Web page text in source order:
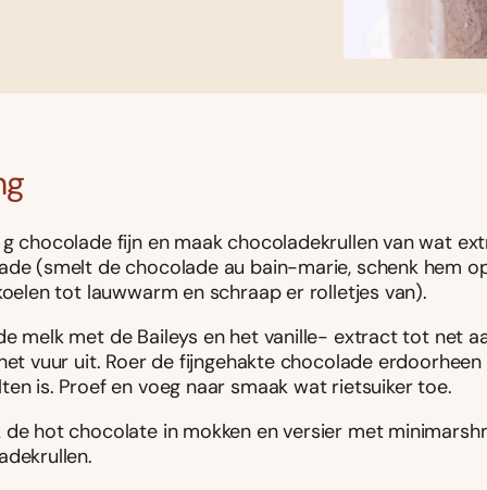
g chocolade fijn en maak chocoladekrullen van wat
(smelt de chocolade au bain-marie, schenk hem
tot lauwwarm en schraap er rolletjes van).
melk met de Baileys en het vanille- extract tot net
vuur uit. Roer de fijngehakte chocolade
is. Proef en voeg naar smaak wat rietsuiker toe.
de hot chocolate in mokken en versier met